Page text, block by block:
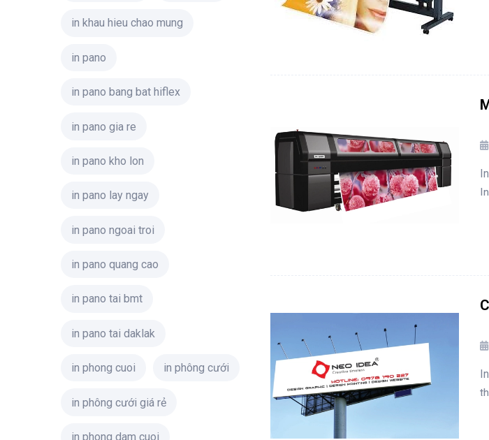
in khau hieu chao mung
in pano
in pano bang bat hiflex
in pano gia re
in pano kho lon
in pano lay ngay
in pano ngoai troi
in pano quang cao
in pano tai bmt
in pano tai daklak
in phong cuoi in phông cưới
in phông cưới giá rẻ
in phong dam cuoi